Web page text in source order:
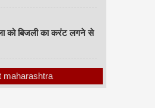
को बिजली का करंट लगने से
maharashtra